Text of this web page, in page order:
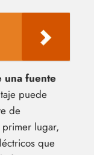
una fuente
puede
de
primer lugar,
que